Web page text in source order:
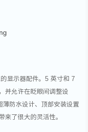
显示器配件。5 英寸和 7
并允许在眨眼间调整设
薄防水设计、顶部安装设置
来了很大的灵活性。